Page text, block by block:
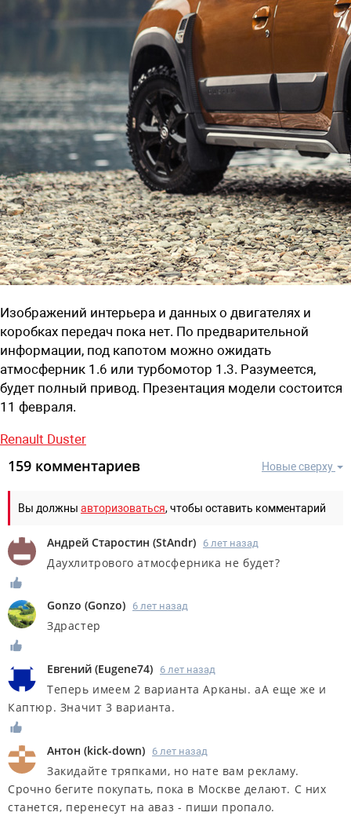
Изображений интерьера и данных о двигателях и
коробках передач пока нет. По предварительной
информации, под капотом можно ожидать
атмосферник 1.6 или турбомотор 1.3. Разумеется,
будет полный привод. Презентация модели состоится
11 февраля.
Renault Duster
Новые сверху
159 комментариев
Вы должны авторизоваться, чтобы оставить комментарий
Андрей Старостин (StAndr) 6 лет назад
Даухлитрового атмосферника не будет?
Gonzo (Gonzo) 6 лет назад
Здрастер
Евгений (Eugene74) 6 лет назад
Теперь имеем 2 варианта Арканы. аА еще же и
Каптюр. Значит 3 варианта.
Антон (kick-down) 6 лет назад
Закидайте тряпками, но нате вам рекламу.
Срочно бегите покупать, пока в Москве делают. С них
станется, перенесут на аваз - пиши пропало.